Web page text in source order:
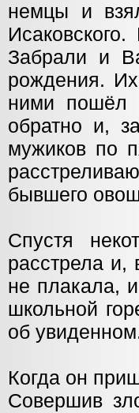
немцы и
Забрали и
рождения.
ними пошёл
обратно и,
мужиков по
бывшего
Спустя
расстрела и,
не плакала,
школьной
об
Когда он
Совершив